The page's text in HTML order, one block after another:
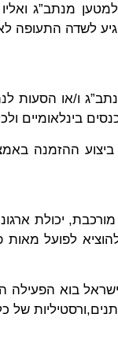
למטען מנתב”ג
לשדה התעופה
ו/או הסעות
בינלאומיים
ביצוע ההזמנה
יכולת
בוא
של